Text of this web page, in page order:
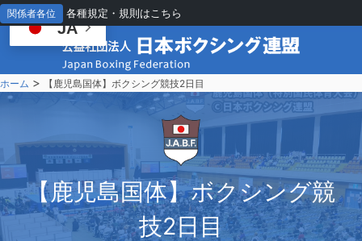
関係者各位 各種規定・規則はこちら
ホーム > 【鹿児島国体】ボクシング競技2日目
【鹿児島国体】ボクシング競
技2日目
JA